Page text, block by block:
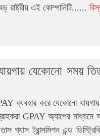
রাষ্ট্রীয় এই কোম্পানিটি......
যেকোনো সময়
ব্যবহার করে যেকোনো
GPAY অ্যাপের
গ্যাস ট্রান্সমিশন এন্ড